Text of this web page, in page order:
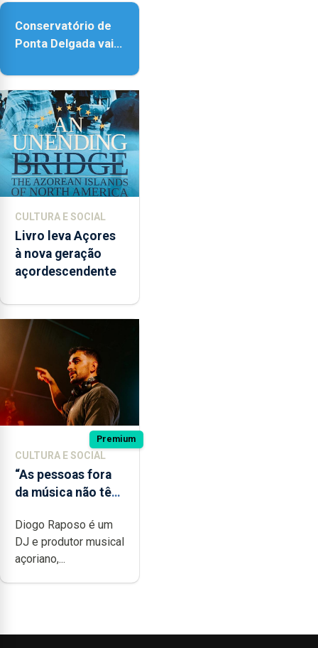
Conservatório de
Ponta Delgada vai
instrumentos
CULTURA E SOCIAL
Livro leva Açores
à nova geração
açordescendente
Premium
CULTURA E SOCIAL
“As pessoas fora
da música não têm
difícil é produzir
uma música”
Diogo Raposo é um
DJ e produtor musical
açoriano,...